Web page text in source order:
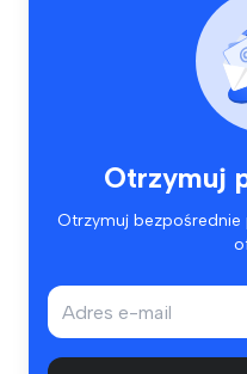
Otrzymuj
Otrzymuj